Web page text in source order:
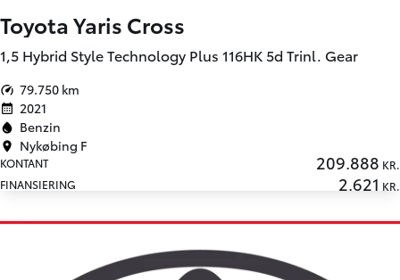
Toyota Yaris Cross
1,5 Hybrid Style Technology Plus 116HK 5d Trinl. Gear
79.750 km
2021
Benzin
Nykøbing F
KONTANT 209.888 KR.
FINANSIERING
2.621 KR.